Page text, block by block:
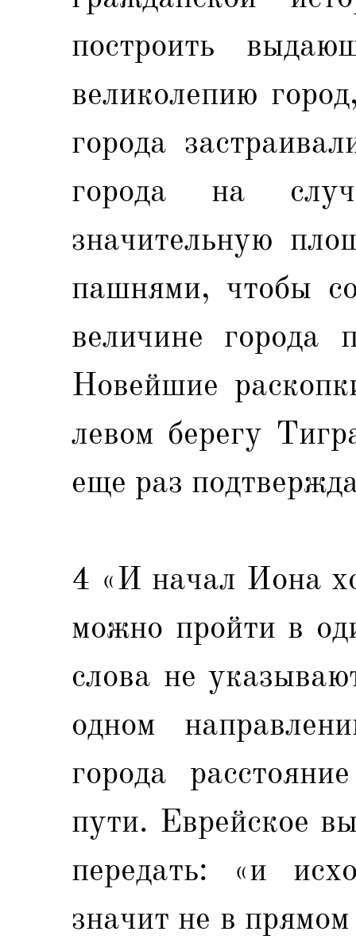
построить
великолепию
города
города на
значительную
пашнями, чтобы
величине
Новейшие
левом берегу
еще раз
4 «И начал Иона
можно пройти в
слова не
одном
города
пути. Еврейское
передать: «и
значит не в